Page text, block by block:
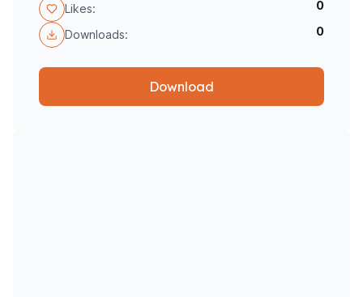
Likes: 0
Downloads: 0
Download